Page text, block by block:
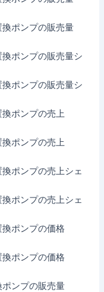
換ポンプの販売量
ポンプの販売量シ
ポンプの販売量シ
ポンプの売上
ポンプの売上
ポンプの売上シェ
ポンプの売上シェ
ポンプの価格
ポンプの価格
ポンプの販売量